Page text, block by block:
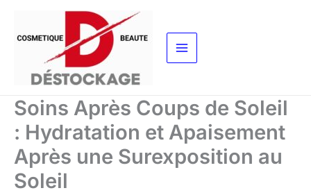
contenu
Soins Après Coups de Soleil
: Hydratation et Apaisement
Après une Surexposition au
Soleil